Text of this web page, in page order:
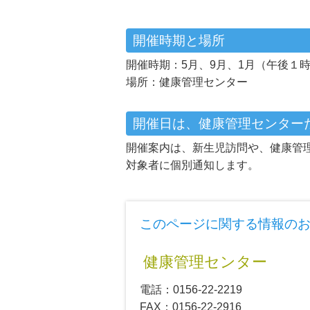
開催時期と場所
開催時期：5月、9月、1月（午後１
場所：健康管理センター
開催日は、健康管理センタ
開催案内は、新生児訪問や、健康管
対象者に個別通知します。
このページに関する情報の
健康管理センター
電話：0156-22-2219
FAX ：0156-22-2916